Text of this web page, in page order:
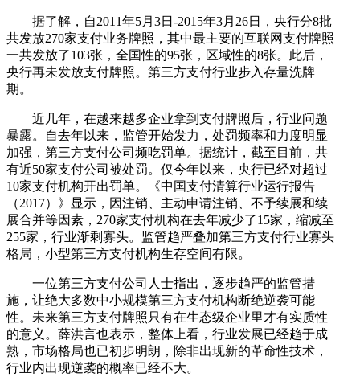
据了解，自2011年5月3日-2015年3月26日，央行分8批
共发放270家支付业务牌照，其中最主要的互联网支付牌照
一共发放了103张，全国性的95张，区域性的8张。此后，
央行再未发放支付牌照。第三方支付行业步入存量洗牌
期。
近几年，在越来越多企业拿到支付牌照后，行业问题
暴露。自去年以来，监管开始发力，处罚频率和力度明显
加强，第三方支付公司频吃罚单。据统计，截至目前，共
有近50家支付公司被处罚。仅今年以来，央行已经对超过
10家支付机构开出罚单。《中国支付清算行业运行报告
（2017）》显示，因注销、主动申请注销、不予续展和续
展合并等因素，270家支付机构在去年减少了15家，缩减至
255家，行业渐剩寡头。监管趋严叠加第三方支付行业寡头
格局，小型第三方支付机构生存空间有限。
一位第三方支付公司人士指出，逐步趋严的监管措
施，让绝大多数中小规模第三方支付机构断绝逆袭可能
性。未来第三方支付牌照只有在生态级企业里才有实质性
的意义。薛洪言也表示，整体上看，行业发展已经趋于成
熟，市场格局也已初步明朗，除非出现新的革命性技术，
行业内出现逆袭的概率已经不大。